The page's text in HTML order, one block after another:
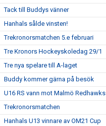
Tack till Buddys vänner
Hanhals sålde vinsten!
Trekronorsmatchen 5.e februari
Tre Kronors Hockeyskoledag 29/1
Tre nya spelare till A-laget
Buddy kommer gärna på besök
U16 RS vann mot Malmö Redhawks
Trekronorsmatchen
Hanhals U13 vinnare av OM21 Cup